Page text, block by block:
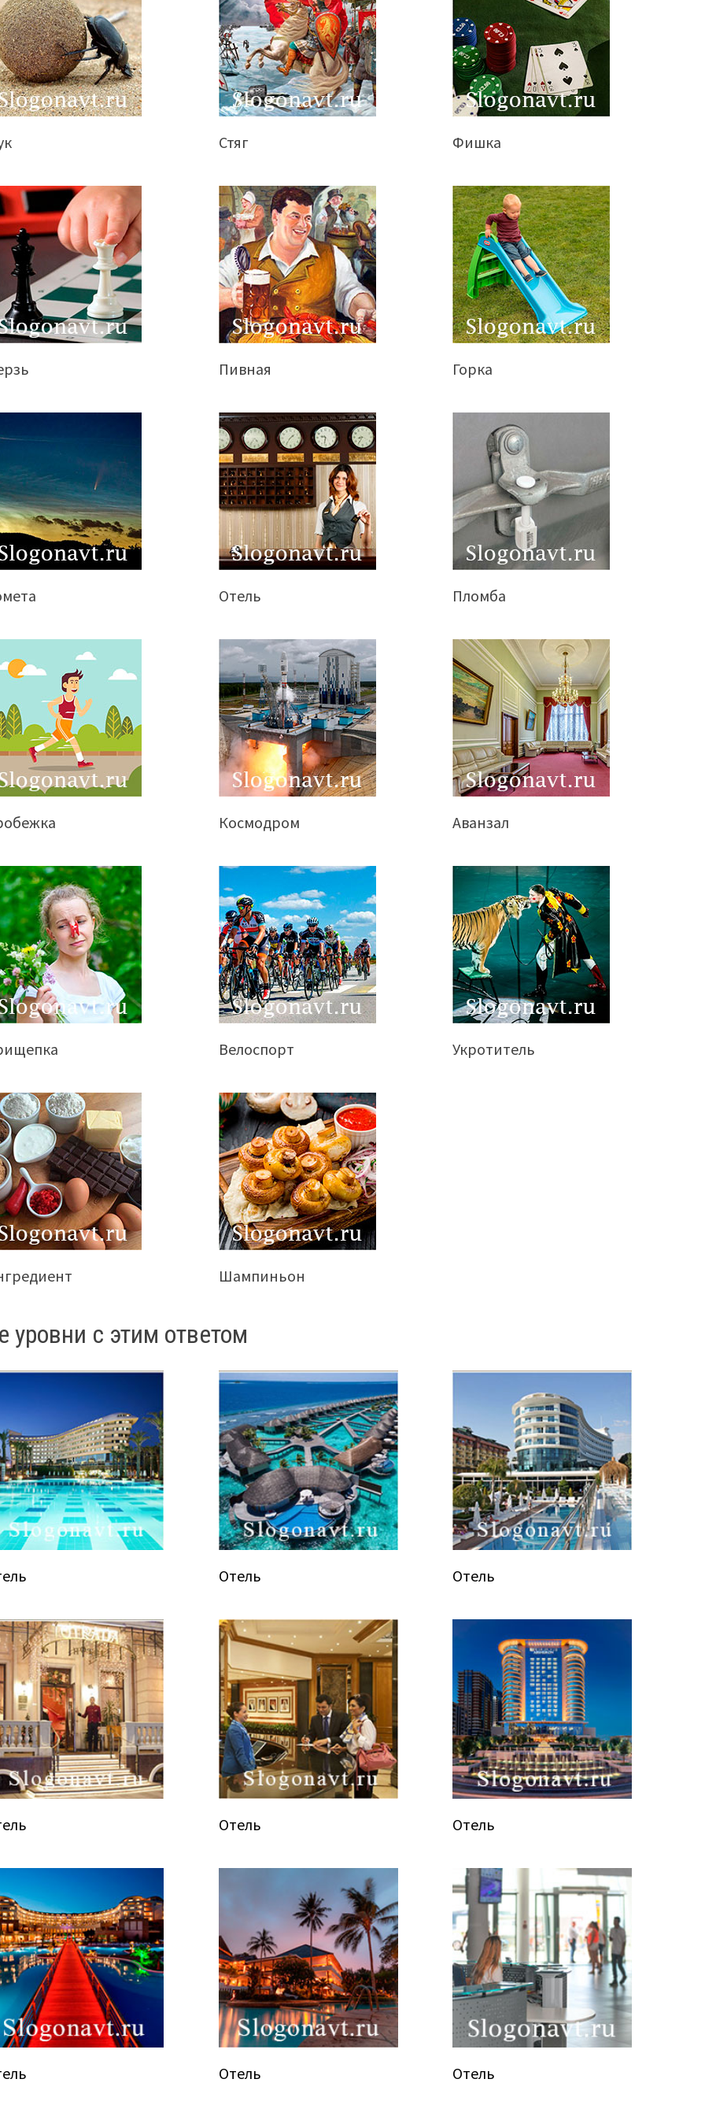
Стяг Фишка
Пивная Горка
Отель Пломба
Космодром Аванзал
Велоспорт Укротитель
Шампиньон
уровни с этим ответом
Отель Отель
Отель Отель
Отель Отель